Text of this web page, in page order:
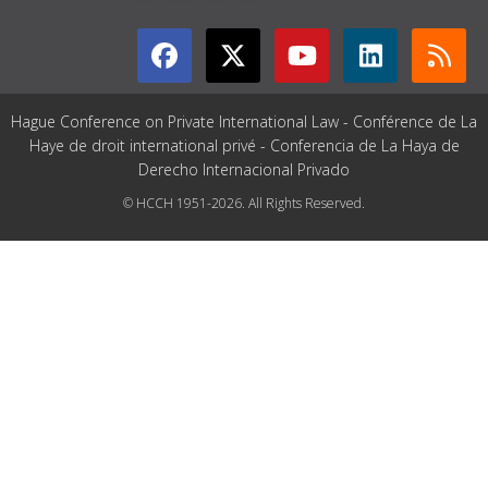
Hague Conference on Private International Law - Conférence de La
Haye de droit international privé - Conferencia de La Haya de
Derecho Internacional Privado
© HCCH 1951-2026. All Rights Reserved.